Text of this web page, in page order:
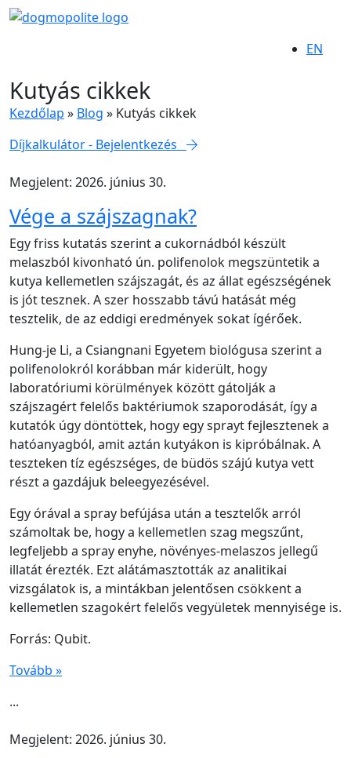
EN
Kutyás cikkek
Kezdőlap » Blog » Kutyás cikkek
Díjkalkulátor - Bejelentkezés
Megjelent: 2026. június 30.
Vége a szájszagnak?
Egy friss kutatás szerint a cukornádból készült
melaszból kivonható ún. polifenolok megszüntetik a
kutya kellemetlen szájszagát, és az állat egészségének
is jót tesznek. A szer hosszabb távú hatását még
tesztelik, de az eddigi eredmények sokat ígérőek.
Hung-je Li, a Csiangnani Egyetem biológusa szerint a
polifenolokról korábban már kiderült, hogy
laboratóriumi körülmények között gátolják a
szájszagért felelős baktériumok szaporodását, így a
kutatók úgy döntöttek, hogy egy sprayt fejlesztenek a
hatóanyagból, amit aztán kutyákon is kipróbálnak. A
teszteken tíz egészséges, de büdös szájú kutya vett
részt a gazdájuk beleegyezésével.
Egy órával a spray befújása után a tesztelők arról
számoltak be, hogy a kellemetlen szag megszűnt,
legfeljebb a spray enyhe, növényes-melaszos jellegű
illatát érezték. Ezt alátámasztották az analitikai
vizsgálatok is, a mintákban jelentősen csökkent a
kellemetlen szagokért felelős vegyületek mennyisége is.
Forrás: Qubit.
Tovább »
...
Megjelent: 2026. június 30.